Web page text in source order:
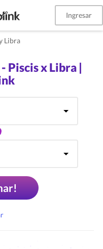
Ingresar
Libra
Piscis x Libra |